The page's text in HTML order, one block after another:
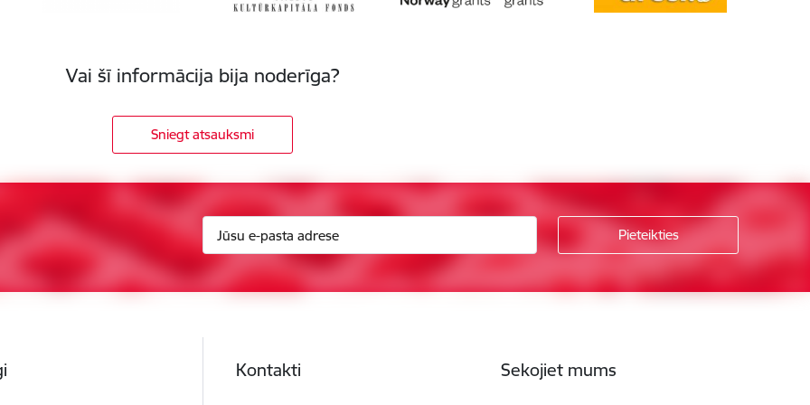
Vai šī informācija bija noderīga?
Sniegt atsauksmi
Kontakti Sekojiet mums